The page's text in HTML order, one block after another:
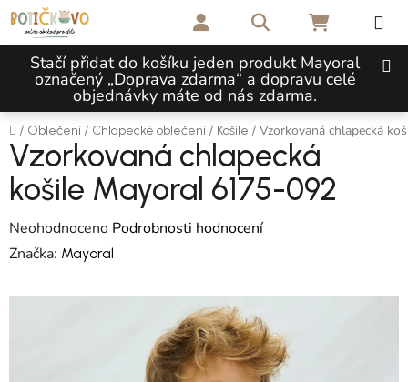
Přejít na obsah
Stačí přidat do košíku jeden produkt Mayoral
označený „Doprava zdarma“ a dopravu celé
objednávky máte od nás zdarma.
Hledat NÁKUPNÍ
Domů
/ Oblečení / Chlapecké oblečení / Košile / Vzorkovaná chlapecká
Vzorkovaná chlapecká
košile Mayoral 6175-092
Průměrné hodnocení produktu je 0,0 z 5 hvězdiček.
Neohodnoceno Podrobnosti hodnocení
Značka: Mayoral